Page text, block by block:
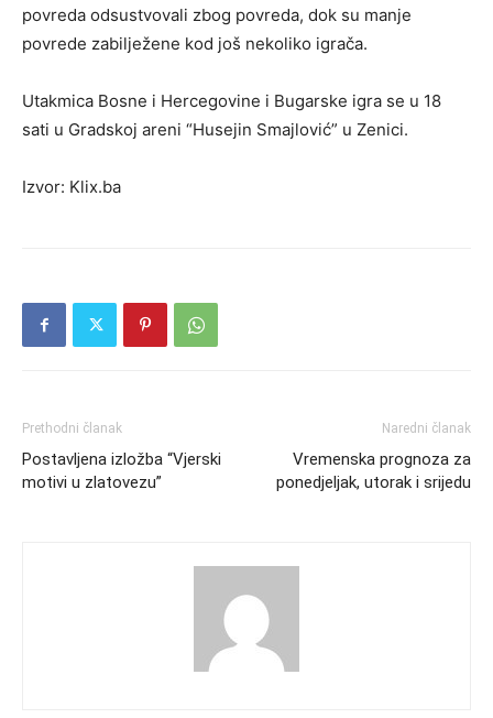
povreda odsustvovali zbog povreda, dok su manje
povrede zabilježene kod još nekoliko igrača.
Utakmica Bosne i Hercegovine i Bugarske igra se u 18
sati u Gradskoj areni “Husejin Smajlović” u Zenici.
Izvor: Klix.ba
Prethodni članak
Postavljena izložba “Vjerski
motivi u zlatovezu”
Naredni članak
Vremenska prognoza za
ponedjeljak, utorak i srijedu